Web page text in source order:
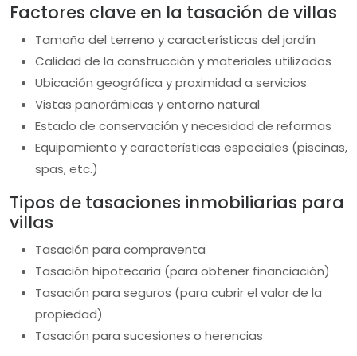
Factores clave en la tasación de villas
Tamaño del terreno y características del jardín
Calidad de la construcción y materiales utilizados
Ubicación geográfica y proximidad a servicios
Vistas panorámicas y entorno natural
Estado de conservación y necesidad de reformas
Equipamiento y características especiales (piscinas,
spas, etc.)
Tipos de tasaciones inmobiliarias para
villas
Tasación para compraventa
Tasación hipotecaria (para obtener financiación)
Tasación para seguros (para cubrir el valor de la
propiedad)
Tasación para sucesiones o herencias